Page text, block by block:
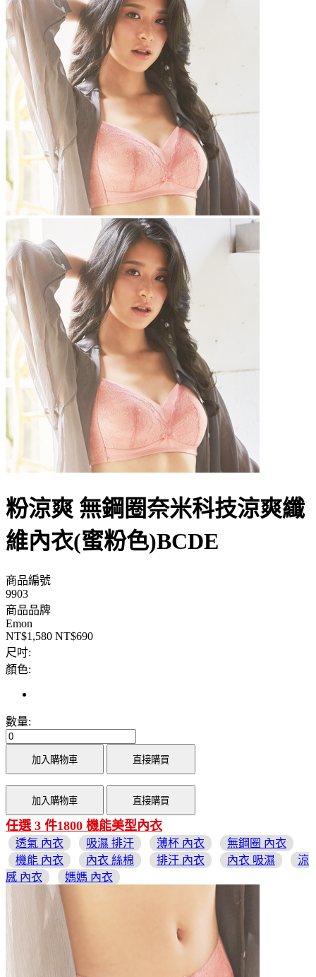
粉涼爽 無鋼圈奈米科技涼爽纖
維內衣(蜜粉色)BCDE
商品編號
9903
商品品牌
Emon
NT$1,580 NT$690
尺吋:
顏色:
數量:
加入購物車 直接購買
加入購物車 直接購買
任選 3 件1800 機能美型內衣
透氣 內衣 吸濕 排汗 薄杯 內衣
無鋼圈 內衣
機能 內衣
內衣 絲棉 排汗 內衣 內衣 吸濕
涼
感 內衣
媽媽 內衣